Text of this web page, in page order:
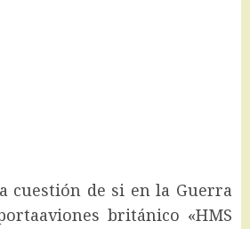
cuestión de si en la Guerra
británico «HMS